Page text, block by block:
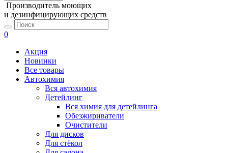
Производитель моющих
и дезинфицирующих средств
0
Акция
Новинки
Все товары
Автохимия
Вся автохимия
Детейлинг
Вся химия для детейлинга
Обезжириватели
Очистители
Для дисков
Для стёкол